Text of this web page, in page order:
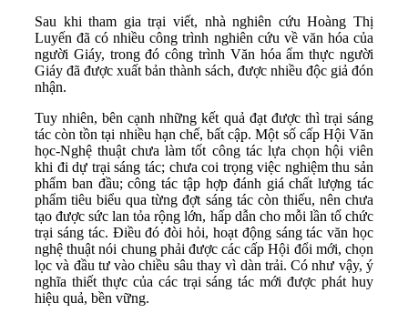
Sau khi tham gia trại viết, nhà nghiên cứu Hoàng Thị
Luyến đã có nhiều công trình nghiên cứu về văn hóa của
người Giáy, trong đó công trình Văn hóa ẩm thực người
Giáy đã được xuất bản thành sách, được nhiều độc giả đón
nhận.
Tuy nhiên, bên cạnh những kết quả đạt được thì trại sáng
tác còn tồn tại nhiều hạn chế, bất cập. Một số cấp Hội Văn
học-Nghệ thuật chưa làm tốt công tác lựa chọn hội viên
khi đi dự trại sáng tác; chưa coi trọng việc nghiệm thu sản
phẩm ban đầu; công tác tập hợp đánh giá chất lượng tác
phẩm tiêu biểu qua từng đợt sáng tác còn thiếu, nên chưa
tạo được sức lan tỏa rộng lớn, hấp dẫn cho mỗi lần tổ chức
trại sáng tác. Điều đó đòi hỏi, hoạt động sáng tác văn học
nghệ thuật nói chung phải được các cấp Hội đổi mới, chọn
lọc và đầu tư vào chiều sâu thay vì dàn trải. Có như vậy, ý
nghĩa thiết thực của các trại sáng tác mới được phát huy
hiệu quả, bền vững.